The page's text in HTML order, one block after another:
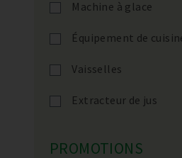
Machine à glace
Équipement de
Vaisselles
Extracteur de jus
PROMOTIONS